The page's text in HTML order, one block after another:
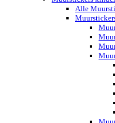
Alle